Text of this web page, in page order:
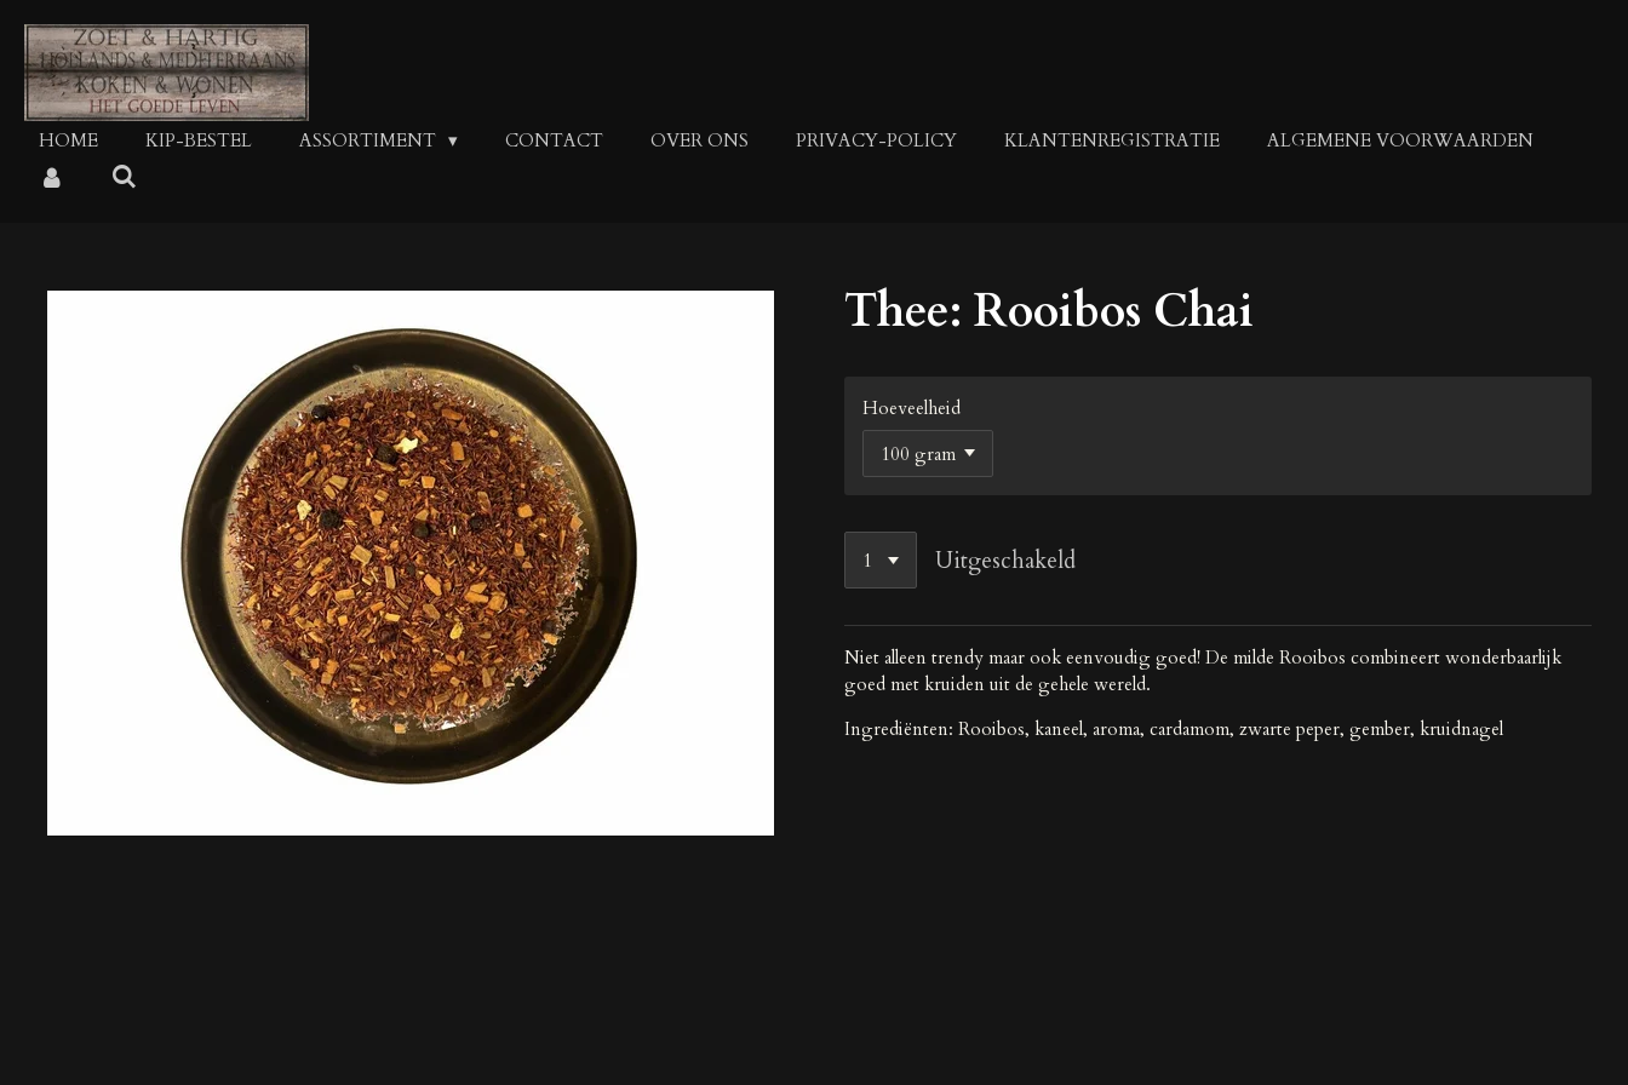
Ga
direct
naar
de
hoofdinhoud
HOME KIP-BESTEL ASSORTIMENT CONTACT OVER ONS PRIVACY-POLICY KLANTENREGISTRATIE ALGEMENE VOORWAARDEN
Thee: Rooibos Chai
Hoeveelheid
Uitgeschakeld
Niet alleen trendy maar ook eenvoudig goed! De milde Rooibos combineert wonderbaarlijk
goed met kruiden uit de gehele wereld.
Ingrediënten: Rooibos, kaneel, aroma, cardamom, zwarte peper, gember, kruidnagel